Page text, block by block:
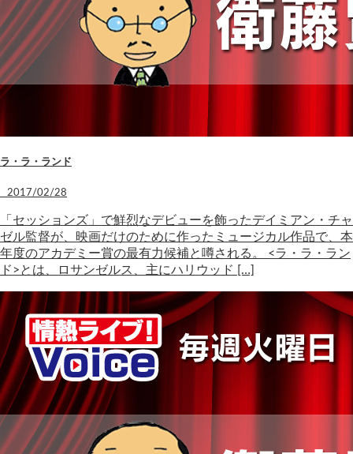
ラ・ラ・ランド
2017/02/28
「セッションズ」で鮮烈なデビューを飾ったデイミアン・チャ
ゼル監督が、映画だけのために作ったミュージカル作品で、本
年度のアカデミー賞の最有力候補と噂される。 <ラ・ラ・ラン
ド>とは、ロサンゼルス、主にハリウッド […]